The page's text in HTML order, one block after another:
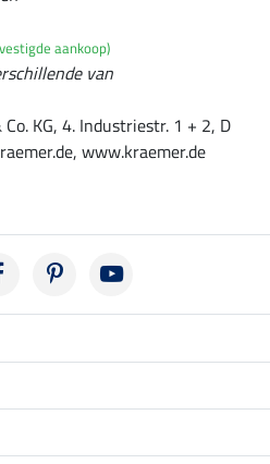
aankoop)
van
KG, 4. Industriestr. 1 + 2, D
www.kraemer.de